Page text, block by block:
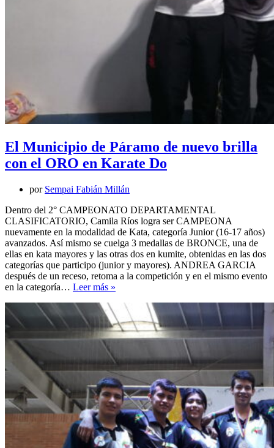
El Municipio de Páramo de nuevo brilla
con el ORO en Karate Do
por Sempai Fabián Millán
Dentro del 2° CAMPEONATO DEPARTAMENTAL
CLASIFICATORIO, Camila Ríos logra ser CAMPEONA
nuevamente en la modalidad de Kata, categoría Junior (16-17 años)
avanzados. Así mismo se cuelga 3 medallas de BRONCE, una de
ellas en kata mayores y las otras dos en kumite, obtenidas en las dos
categorías que participo (junior y mayores). ANDREA GARCIA
después de un receso, retoma a la competición y en el mismo evento
en la categoría… Leer más »
Páramo
de
nuevo
con
el
ORO
en
Karate
Do